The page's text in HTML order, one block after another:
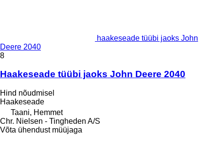
haakeseade tüübi jaoks John
Deere 2040
8
Haakeseade tüübi jaoks John Deere 2040
Hind nõudmisel
Haakeseade
Taani, Hemmet
Chr. Nielsen - Tingheden A/S
Võta ühendust müüjaga